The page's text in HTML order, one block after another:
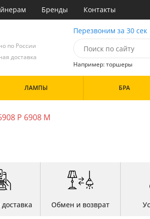
Бренды Контакты
по России
доставка
Перезвоним за 30 сек
Например: торшеры
ЛАМПЫ БРА
P 6908 M
Обмен и возврат